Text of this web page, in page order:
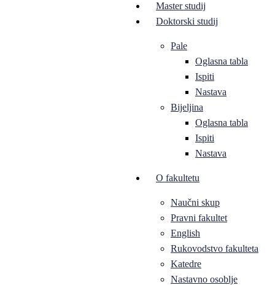
Master studij
Doktorski studij
Pale
Oglasna tabla
Ispiti
Nastava
Bijeljina
Oglasna tabla
Ispiti
Nastava
O fakultetu
Naučni skup
Pravni fakultet
English
Rukovodstvo fakulteta
Katedre
Nastavno osoblje